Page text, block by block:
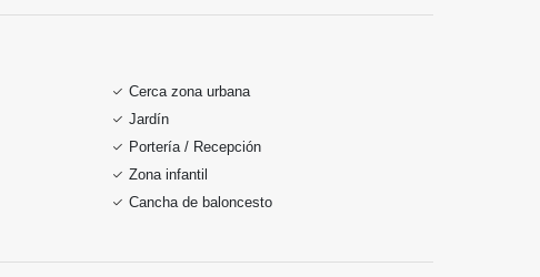
Cerca zona urbana
Jardín
Portería / Recepción
Zona infantil
Cancha de baloncesto